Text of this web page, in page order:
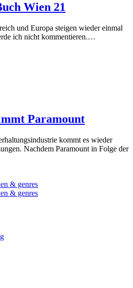
Wien 21
und Europa steigen wieder einmal
ich nicht kommentieren.…
Paramount
kommt es wieder
Nachdem Paramount in Folge der